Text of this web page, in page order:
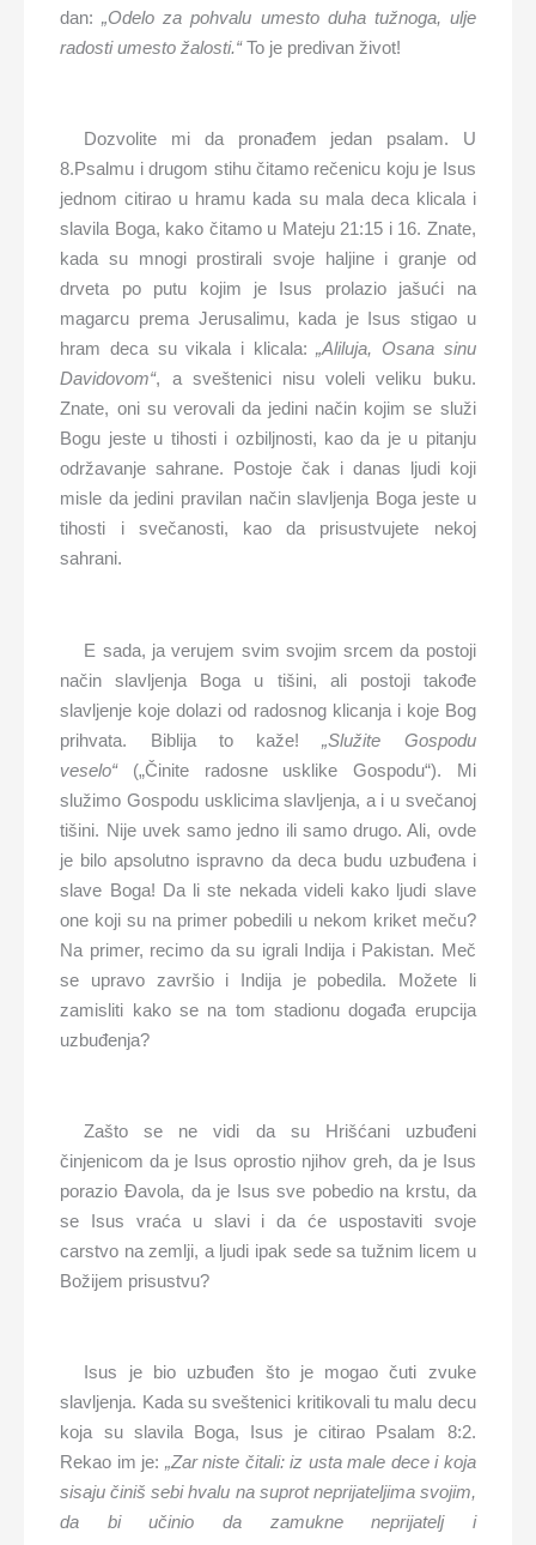
dan:„Odelo za pohvalu umesto duha tužnoga, ulje
radosti umesto žalosti.“To je predivan život!
Dozvolite mi da pronađem jedan psalam. U
8.Psalmu i drugom stihu čitamo rečenicu koju je Isus
jednom citirao u hramu kada su mala deca klicala i
slavila Boga, kako čitamo u Mateju 21:15 i 16. Znate,
kada su mnogi prostirali svoje haljine i granje od
drveta po putu kojim je Isus prolazio jašući na
magarcu prema Jerusalimu, kada je Isus stigao u
hram deca su vikala i klicala:„Aliluja, Osana sinu
Davidovom“, a sveštenici nisu voleli veliku buku.
Znate, oni su verovali da jedini način kojim se služi
Bogu jeste u tihosti i ozbiljnosti, kao da je u pitanju
održavanje sahrane. Postoje čak i danas ljudi koji
misle da jedini pravilan način slavljenja Boga jeste u
tihosti i svečanosti, kao da prisustvujete nekoj
sahrani.
E sada, ja verujem svim svojim srcem da postoji
način slavljenja Boga u tišini, ali postoji takođe
slavljenje koje dolazi od radosnog klicanja i koje Bog
prihvata. Biblija to kaže!„Služite Gospodu
veselo“ („Činite radosne usklike Gospodu“). Mi
služimo Gospodu usklicima slavljenja, a i u svečanoj
tišini. Nije uvek samo jedno ili samo drugo. Ali, ovde
je bilo apsolutno ispravno da deca budu uzbuđena i
slave Boga! Da li ste nekada videli kako ljudi slave
one koji su na primer pobedili u nekom kriket meču?
Na primer, recimo da su igrali Indija i Pakistan. Meč
se upravo završio i Indija je pobedila. Možete li
zamisliti kako se na tom stadionu događa erupcija
uzbuđenja?
Zašto se ne vidi da su Hrišćani uzbuđeni
činjenicom da je Isus oprostio njihov greh, da je Isus
porazio Đavola, da je Isus sve pobedio na krstu, da
se Isus vraća u slavi i da će uspostaviti svoje
carstvo na zemlji, a ljudi ipak sede sa tužnim licem u
Božijem prisustvu?
Isus je bio uzbuđen što je mogao čuti zvuke
slavljenja. Kada su sveštenici kritikovali tu malu decu
koja su slavila Boga, Isus je citirao Psalam 8:2.
Rekao im je: „Zar niste čitali: iz usta male dece i koja
sisaju činiš sebi hvalu na suprot neprijateljima svojim,
da bi učinio da zamukne neprijatelj i